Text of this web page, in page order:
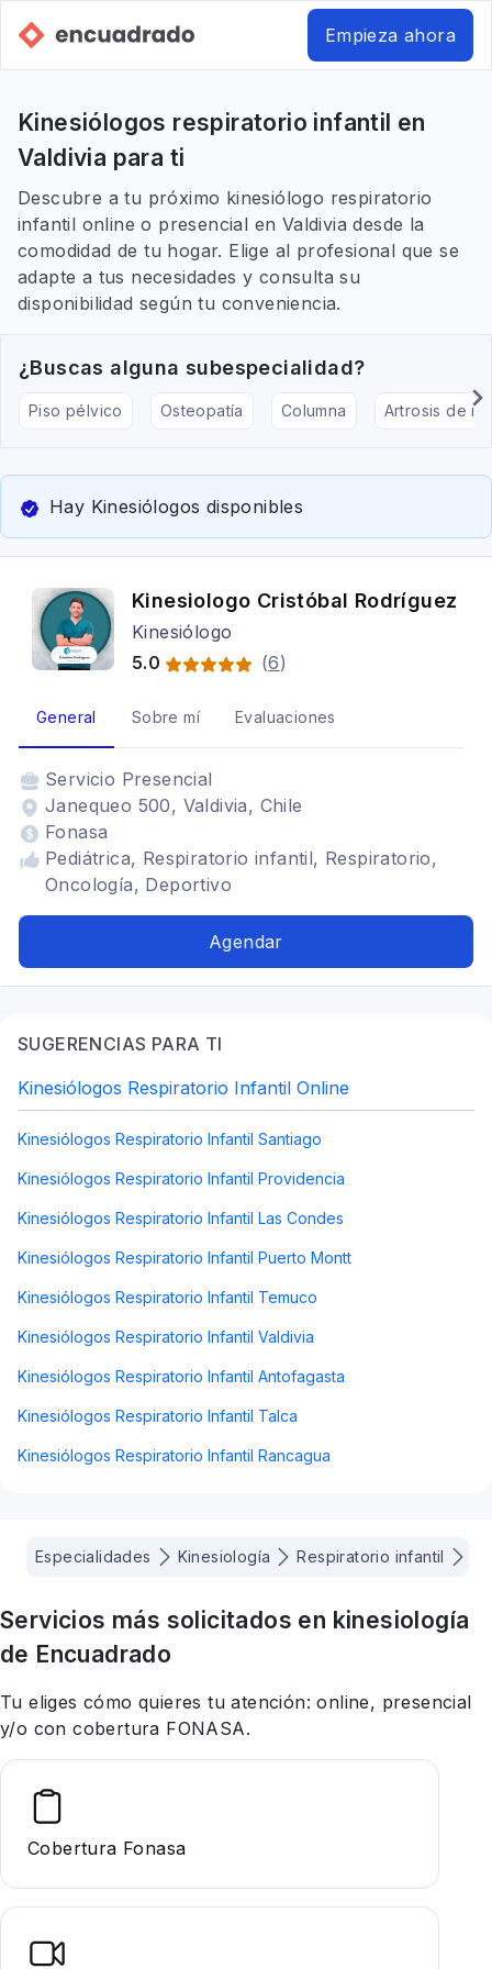
Empieza ahora
Kinesiólogos respiratorio infantil en
Valdivia para ti
Descubre a tu próximo kinesiólogo respiratorio
infantil online o presencial en Valdivia desde la
comodidad de tu hogar. Elige al profesional que se
adapte a tus necesidades y consulta su
disponibilidad según tu conveniencia.
¿Buscas alguna subespecialidad?
Piso pélvico Osteopatía Columna Artrosis de
Hay Kinesiólogos disponibles
Kinesiologo Cristóbal Rodríguez
Kinesiólogo
5.0
(6)
General Sobre mí Evaluaciones
Servicio Presencial
Janequeo 500, Valdivia, Chile
Fonasa
Pediátrica, Respiratorio infantil, Respiratorio,
Oncología, Deportivo
Agendar
SUGERENCIAS PARA TI
Kinesiólogos Respiratorio Infantil Online
Kinesiólogos Respiratorio Infantil Santiago
Kinesiólogos Respiratorio Infantil Providencia
Kinesiólogos Respiratorio Infantil Las Condes
Kinesiólogos Respiratorio Infantil Puerto Montt
Kinesiólogos Respiratorio Infantil Temuco
Kinesiólogos Respiratorio Infantil Valdivia
Kinesiólogos Respiratorio Infantil Antofagasta
Kinesiólogos Respiratorio Infantil Talca
Kinesiólogos Respiratorio Infantil Rancagua
Especialidades Kinesiología Respiratorio infantil
Servicios más solicitados en kinesiología
de Encuadrado
Tu eliges cómo quieres tu atención: online, presencial
y/o con cobertura FONASA.
Cobertura Fonasa